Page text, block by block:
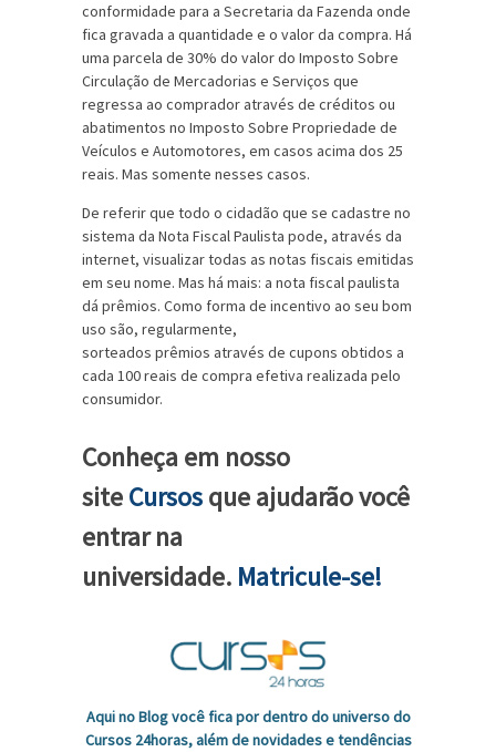
conformidade para a Secretaria da Fazenda onde
fica gravada a quantidade e o valor da compra. Há
uma parcela de 30% do valor do Imposto Sobre
Circulação de Mercadorias e Serviços que
regressa ao comprador através de créditos ou
abatimentos no Imposto Sobre Propriedade de
Veículos e Automotores, em casos acima dos 25
reais. Mas somente nesses casos.
De referir que todo o cidadão que se cadastre no
sistema da Nota Fiscal Paulista pode, através da
internet, visualizar todas as notas fiscais emitidas
em seu nome. Mas há mais: a nota fiscal paulista
dá prêmios. Como forma de incentivo ao seu bom
uso são, regularmente,
sorteados prêmios através de cupons obtidos a
cada 100 reais de compra efetiva realizada pelo
consumidor.
Conheça em nosso
siteCursosque ajudarão você
entrar na
universidade. Matricule-se!
Aqui no Blog você fica por dentro do universo do
Cursos 24horas, além de novidades e tendências